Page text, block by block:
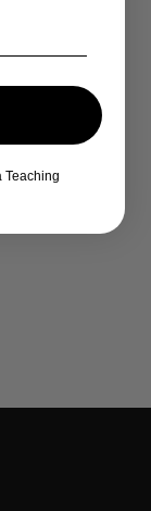
Teaching